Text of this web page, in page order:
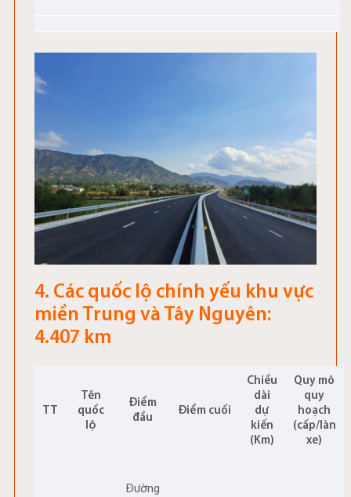
4. Các quốc lộ chính yếu khu vực
miền Trung và Tây Nguyên:
4.407 km
Tên
quốc
lộ
Điểm
đầu
Điểm cuối
Chiều
dài
dự
kiến
(Km)
Quy mô
quy
hoạch
(cấp/làn
xe)
Đường